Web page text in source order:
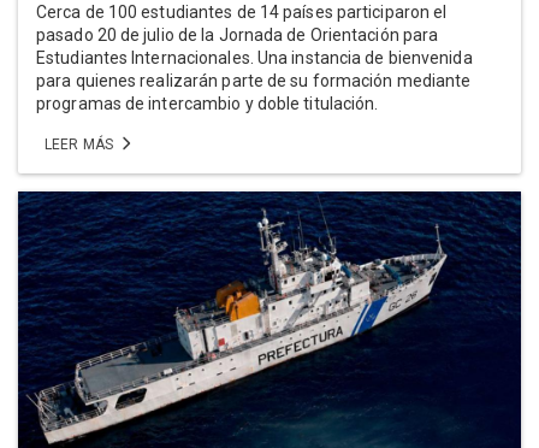
Cerca de 100 estudiantes de 14 países participaron el
pasado 20 de julio de la Jornada de Orientación para
Estudiantes Internacionales. Una instancia de bienvenida
para quienes realizarán parte de su formación mediante
programas de intercambio y doble titulación.
LEER MÁS